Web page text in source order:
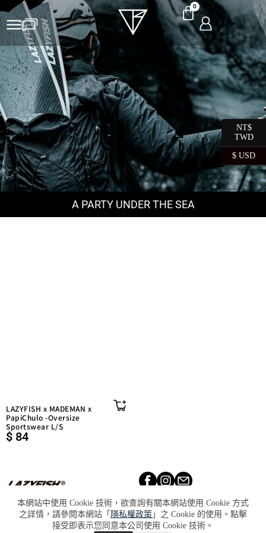
本網站中使用 Cookie 技術，欲查詢有關本網站使用 Cookie 方式
之詳情，請參閱本網站「 隱私權政策 」之 Cookie 的使用。點擊
接受即表示您同意本公司使用 Cookie 技術。
0
A PARTY UNDER THE SEA
LAZYFISH x MADEMAN x
PapiChulo -Oversize
Sportswear L/S
$ 84
號：90020668
About​
Lookbook​
Retailers​
NT$
TWD
$ USD